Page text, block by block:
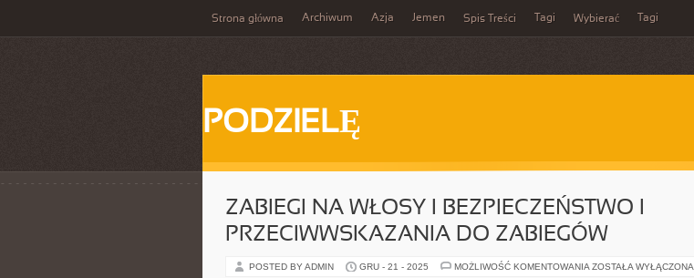
Strona główna Archiwum Azja Jemen Spis Treści Tagi Wybierać Tagi
PODZIELĘ
ZABIEGI NA WŁOSY I BEZPIECZEŃSTWO I
PRZECIWWSKAZANIA DO ZABIEGÓW
POSTED BY ADMIN GRU - 21 - 2025 MOŻLIWOŚĆ KOMENTOWANIA ZABIEGI
ZOSTAŁA WYŁĄCZONA